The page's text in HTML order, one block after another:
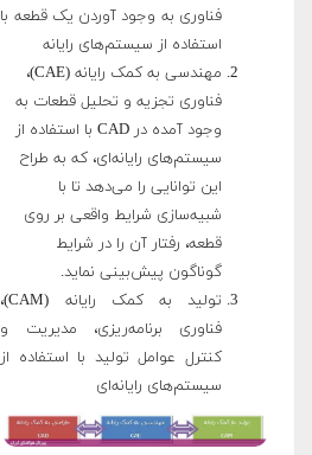
فناوری به وجود آوردن یک قطعه با
استفاده از سیستم‌های رایانه
مهندسی به کمک رایانه (CAE)،
فناوری تجزیه و تحلیل قطعات به
وجود آمده در CAD با استفاده از
سیستم‌های رایانه‌ای، که به طراح
این توانایی را می‌دهد تا با
شبیه‌سازی شرایط واقعی بر روی
قطعه، رفتار آن را در شرایط
گوناگون پیش‌بینی نماید.
تولید به کمک رایانه (CAM)،
فناوری برنامه‌ریزی، مدیریت و
کنترل عوامل تولید با استفاده از
سیستم‌های رایانه‌ای